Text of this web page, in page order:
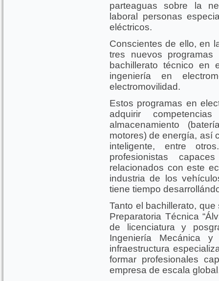
parteaguas sobre la
laboral personas
eléctricos.
Conscientes de ello, en
tres nuevos
bachillerato técnico en
ingeniería en
electromovilidad.
Estos programas en
adquirir
almacenamiento
motores) de energía, así
inteligente, entre
profesionistas
relacionados con este
industria de los
tiene tiempo
Tanto el bachillerato,
Preparatoria Técnica
de licenciatura y
Ingeniería Mecánica
infraestructura
formar profesionales
empresa de escala